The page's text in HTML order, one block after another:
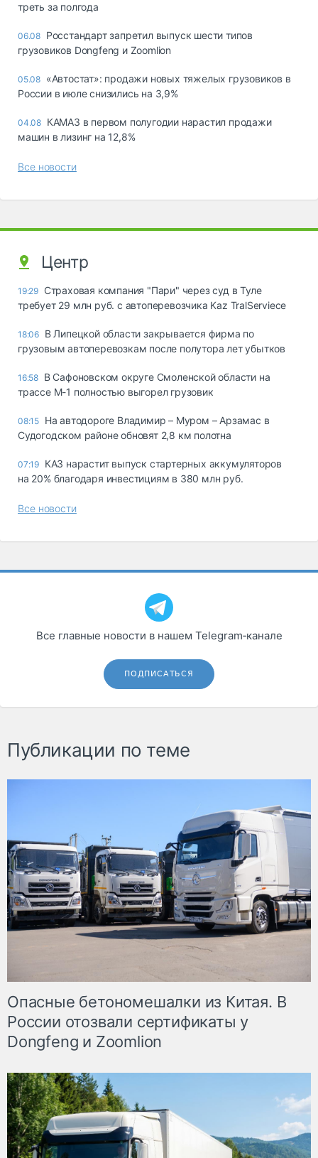
треть за полгода
06.08 Росстандарт запретил выпуск шести типов
грузовиков Dongfeng и Zoomlion
05.08 «Автостат»: продажи новых тяжелых грузовиков в
России в июле снизились на 3,9%
04.08 КАМАЗ в первом полугодии нарастил продажи
машин в лизинг на 12,8%
Все новости
Центр
19:29 Страховая компания "Пари" через суд в Туле
требует 29 млн руб. с автоперевозчика Kaz TralServiece
18:06 В Липецкой области закрывается фирма по
грузовым автоперевозкам после полутора лет убытков
16:58 В Сафоновском округе Смоленской области на
трассе М-1 полностью выгорел грузовик
08:15 На автодороге Владимир – Муром – Арзамас в
Судогодском районе обновят 2,8 км полотна
07:19 КАЗ нарастит выпуск стартерных аккумуляторов
на 20% благодаря инвестициям в 380 млн руб.
Все новости
Все главные новости в нашем Telegram‑канале
ПОДПИСАТЬСЯ
Публикации по теме
Опасные бетономешалки из Китая. В
России отозвали сертификаты у
Dongfeng и Zoomlion